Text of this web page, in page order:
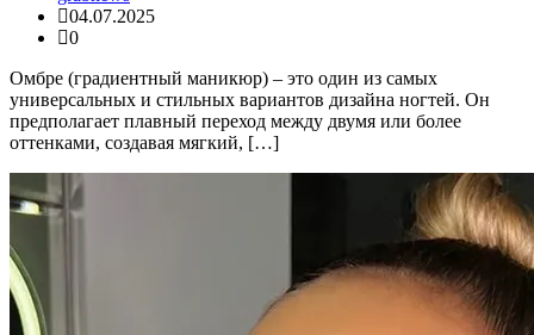
04.07.2025
0
Омбре (градиентный маникюр) – это один из самых
универсальных и стильных вариантов дизайна ногтей. Он
предполагает плавный переход между двумя или более
оттенками, создавая мягкий, […]